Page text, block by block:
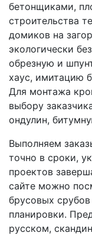
бетонщиками,
строительства
домиков на
экологически
обрезную и
хаус, имитацию
Для монтажа
выбору
ондулин,
Выполняем
точно в сроки,
проектов
сайте можно
брусовых
планировки.
русском,